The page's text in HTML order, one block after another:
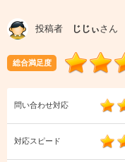
投稿者 じじぃさん
総合満足度
問い合わせ対応
対応スピード